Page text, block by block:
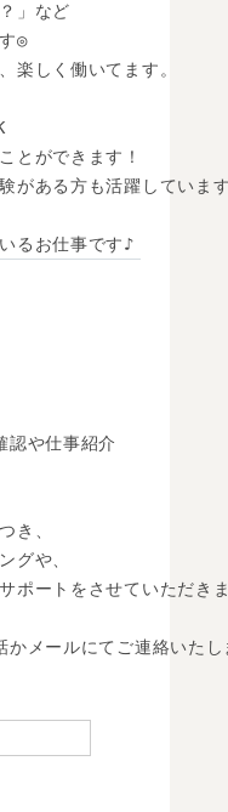
」など
◎
楽しく働いてます。
とができます！
がある方も活躍していま
るお仕事です♪
認や仕事紹介
き、
グや、
ポートをさせていただき
かメールにてご連絡いたし